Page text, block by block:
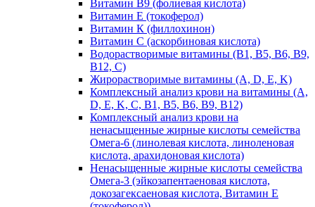
Витамин В9 (фолиевая кислота)
Витамин Е (токоферол)
Витамин К (филлохинон)
Витамин С (аскорбиновая кислота)
Водорастворимые витамины (B1, B5, B6, В9,
В12, С)
Жирорастворимые витамины (A, D, E, K)
Комплексный анализ крови на витамины (A,
D, E, K, C, B1, B5, B6, В9, B12)
Комплексный анализ крови на
ненасыщенные жирные кислоты семейства
Омега-6 (линолевая кислота, линоленовая
кислота, арахидоновая кислота)
Ненасыщенные жирные кислоты семейства
Омега-3 (эйкозапентаеновая кислота,
докозагексаеновая кислота, Витамин E